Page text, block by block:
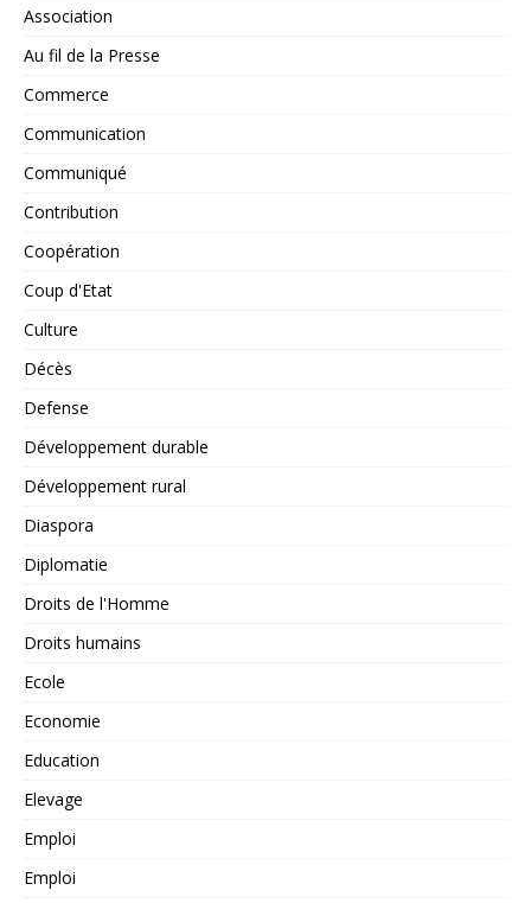
Association
Au fil de la Presse
Commerce
Communication
Communiqué
Contribution
Coopération
Coup d'Etat
Culture
Décès
Defense
Développement durable
Développement rural
Diaspora
Diplomatie
Droits de l'Homme
Droits humains
Ecole
Economie
Education
Elevage
Emploi
Emploi